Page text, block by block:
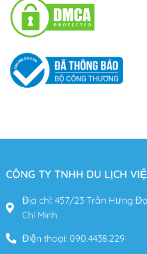
CÔNG TY TNHH DU LỊCH
Địa chỉ: 457/23 Trần Hưng
Chí Minh
Điện thoại: 090.4438.229